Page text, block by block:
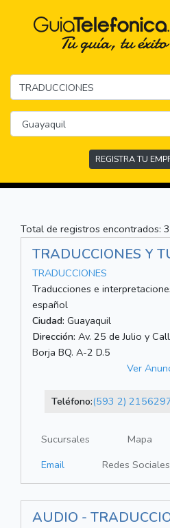
REGISTRA TU
Total de registros encontrados: 3
TRADUCCIONES Y
TRADUCCIONES
Traducciones e
español
Ciudad: Guayaquil
Dirección: Av. 25 de Julio y
Borja BQ. A-2 D.5
Ver
Teléfono:(593 2)
Sucursales Mapa
Email
Redes Sociales
AUDIO -